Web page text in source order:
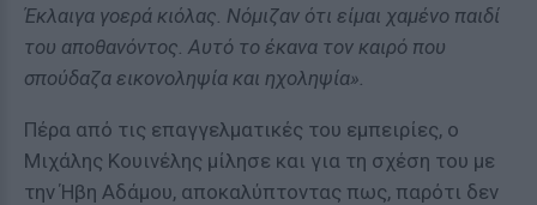
Έκλαιγα γοερά κιόλας. Νόμιζαν ότι είμαι χαμένο παιδί
του αποθανόντος. Αυτό το έκανα τον καιρό που
σπούδαζα εικονοληψία και ηχοληψία».
Πέρα από τις επαγγελματικές του εμπειρίες, ο
Μιχάλης Κουινέλης μίλησε και για τη σχέση του με
την Ήβη Αδάμου, αποκαλύπτοντας πως, παρότι δεν